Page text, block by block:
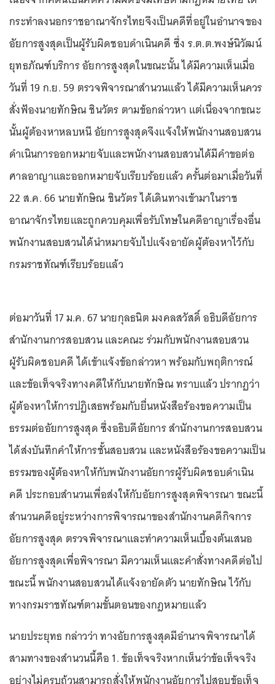
กระทำลงนอกราชอาณาจักรไทยจึงเป็นคดีที่อยู่ในอำนาจของ
อัยการสูงสุดเป็นผู้รับผิดชอบดำเนินคดี ซึ่ง ร.ต.ต.พงษ์นิวัฒน์
ยุทธภัณฑ์บริการ อัยการสูงสุดในขณะนั้น ได้มีความเห็นเมื่อ
วันที่ 19 ก.ย. 59 ตรวจพิจารณาสำนวนแล้ว ได้มีความเห็นควร
สั่งฟ้องนายทักษิณ ชินวัตร ตามข้อกล่าวหา แต่เนื่องจากขณะ
นั้นผู้ต้องหาหลบหนี อัยการสูงสุดจึงแจ้งให้พนักงานสอบสวน
ดำเนินการออกหมายจับและพนักงานสอบสวนได้มีคำขอต่อ
ศาลอาญาและออกหมายจับเรียบร้อยแล้ว ครั้นต่อมาเมื่อวันที่
22 ส.ค. 66 นายทักษิณ ชินวัตร ได้เดินทางเข้ามาในราช
อาณาจักรไทยและถูกควบคุมเพื่อรับโทษในคดีอาญาเรื่องอื่น
พนักงานสอบสวนได้นำหมายจับไปแจ้งอายัดผู้ต้องหาไว้กับ
กรมราชทัณฑ์เรียบร้อยแล้ว
ต่อมาวันที่ 17 ม.ค. 67 นายกุลธนิต มงคลสวัสดิ์ อธิบดีอัยการ
สำนักงานการสอบสวน และคณะ ร่วมกับพนักงานสอบสวน
ผู้รับผิดชอบคดี ได้เข้าแจ้งข้อกล่าวหา พร้อมกับพฤติการณ์
และข้อเท็จจริงทางคดีให้กับนายทักษิณ ทราบแล้ว ปรากฏว่า
ผู้ต้องหาให้การปฏิเสธพร้อมกับยื่นหนังสือร้องขอความเป็น
ธรรมต่ออัยการสูงสุด ซึ่งอธิบดีอัยการ สำนักงานการสอบสวน
ได้ส่งบันทึกคำให้การชั้นสอบสวน และหนังสือร้องขอความเป็น
ธรรมของผู้ต้องหาให้กับพนักงานอัยการผู้รับผิดชอบดำเนิน
คดี ประกอบสำนวนเพื่อส่งให้กับอัยการสูงสุดพิจารณา ขณะนี้
สำนวนคดีอยู่ระหว่างการพิจารณาของสำนักงานคดีกิจการ
อัยการสูงสุด ตรวจพิจารณาและทำความเห็นเบื้องต้นเสนอ
อัยการสูงสุดเพื่อพิจารณา มีความเห็นและคำสั่งทางคดีต่อไป
ขณะนี้ พนักงานสอบสวนได้แจ้งอายัดตัว นายทักษิณ ไว้กับ
ทางกรมราชทัณฑ์ตามขั้นตอนของกฎหมายแล้ว
นายประยุทธ กล่าวว่า ทางอัยการสูงสุดมีอำนาจพิจารณาได้
สามทางของสำนวนนี้คือ 1. ข้อเท็จจริงหากเห็นว่าข้อเท็จจริง
อย่างไม่ครบถ้วนสามารถสั่งให้พนักงานอัยการไปสอบข้อเท็จ